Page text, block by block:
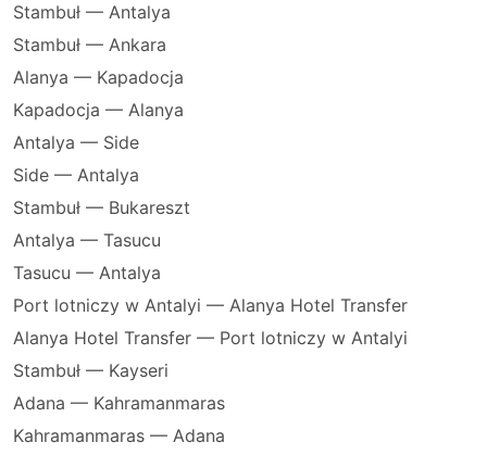
Stambuł — Antalya
Stambuł — Ankara
Alanya — Kapadocja
Kapadocja — Alanya
Antalya — Side
Side — Antalya
Stambuł — Bukareszt
Antalya — Tasucu
Tasucu — Antalya
Port lotniczy w Antalyi — Alanya Hotel Transfer
Alanya Hotel Transfer — Port lotniczy w Antalyi
Stambuł — Kayseri
Adana — Kahramanmaras
Kahramanmaras — Adana